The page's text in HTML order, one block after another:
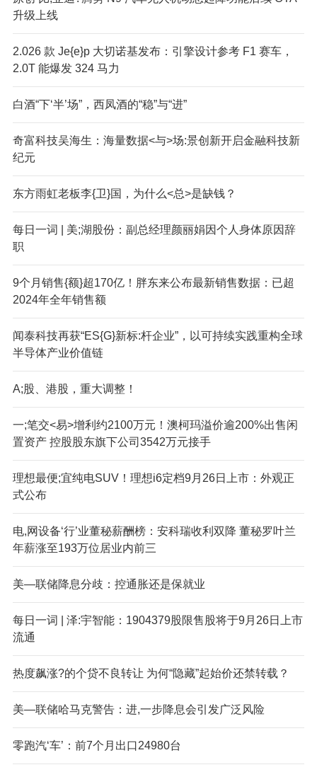
升级上线
2.026 款 Je{e}p 大切诺基发布：引擎设计参考 F1 赛车，
2.0T 能爆发 324 马力
白酒“下‘半’场”，西凤酒的“稳”与“进”
奇富科技吴海生：海量数据<与>场:景创新开启金融科技新
纪元
东方雨虹老板李{卫}国，为什么<总>是缺钱？
每日一词 | 美;湖股份：副总经理颜丽娟因个人身体原因辞
职
9个月销售{额}超170亿！胖东来公布最新销售数据：已超
2024年全年销售额
闻泰科技再获“ES{G}新标:杆企业”，以可持续实践重构全球
半导体产业价值链
A;股、港股，重大调整！
一;笔交<易>增利约2100万元！澳柯玛溢价逾200%出售闲
置资产 控股股东旗下公司3542万元接手
理想最便;宜纯电SUV！理想i6定档9月26日上市：外观正
式公布
电,网设备‘行’业董秘薪酬榜：安科瑞收利双降 董秘罗叶兰
年薪涨至193万位居业内前三
美—联储降息分歧：控通胀还是保就业
每日一词 | 泽:宇智能：1904379股限售股将于9月26日上市
流通
热度飙涨?的个贷不良转让 为何“隐藏”起始价还禁转载？
美—联储哈马克警告：进,一步降息会引发广泛风险
零跑汽‘车’：前7个月出口24980台